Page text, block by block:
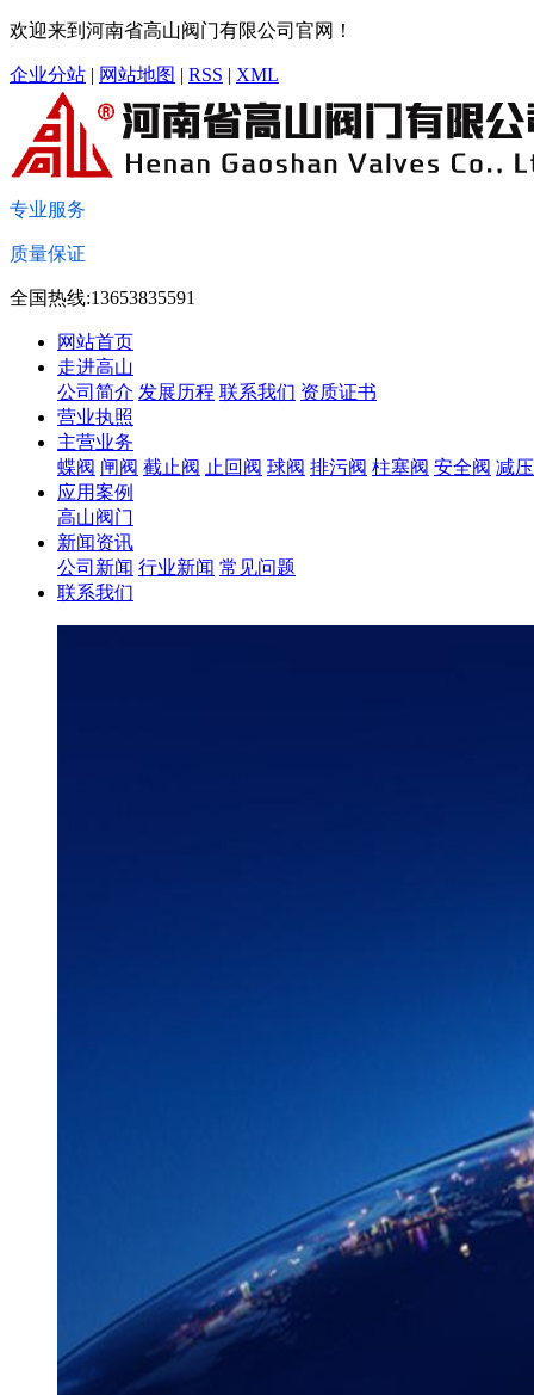
欢迎来到河南省高山阀门有限公司官网！
企业分站 | 网站地图 | RSS | XML
专业服务
质量保证
全国热线:13653835591
网站首页
走进高山
公司简介 发展历程 联系我们 资质证书
营业执照
主营业务
蝶阀 闸阀 截止阀 止回阀 球阀 排污阀 柱塞阀 安全阀 减
应用案例
高山阀门
新闻资讯
公司新闻 行业新闻 常见问题
联系我们